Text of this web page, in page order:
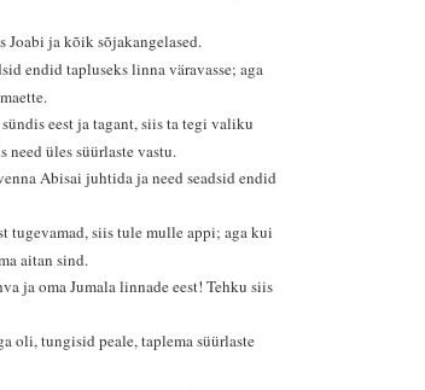
Joabi ja kõik sõjakangelased.
endid tapluseks linna väravasse; aga
eest ja tagant, siis ta tegi valiku
üles süürlaste vastu.
Abisai juhtida ja need seadsid endid
tugevamad, siis tule mulle appi; aga kui
aitan sind.
ja oma Jumala linnade eest! Tehku siis
oli, tungisid peale, taplema süürlaste